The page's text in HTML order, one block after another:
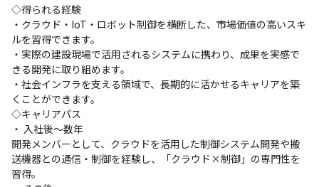
◇得られる経験
・クラウド・IoT・ロボット制御を横断した、市場価値の高いスキ
ルを習得できます。
・実際の建設現場で活用されるシステムに携わり、成果を実感で
きる開発に取り組めます。
・社会インフラを支える領域で、長期的に活かせるキャリアを築
くことができます。
◇キャリアパス
・ 入社後〜数年
開発メンバーとして、クラウドを活用した制御システム開発や搬
送機器との通信・制御を経験し、「クラウド×制御」の専門性を
習得。